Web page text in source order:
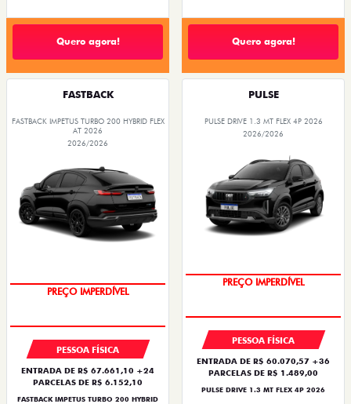
Quero agora! Quero agora!
FASTBACK
FASTBACK IMPETUS TURBO 200 HYBRID FLEX
AT 2026
2026/2026
OPORTUNIDADE
PESSOA FÍSICA
ENTRADA DE R$ 67.661,10 +24
PARCELAS DE R$ 6.152,10
FASTBACK IMPETUS TURBO 200 HYBRID
PULSE
PULSE DRIVE 1.3 MT FLEX 4P 2026
2026/2026
OPORTUNIDADE
PESSOA FÍSICA
ENTRADA DE R$ 60.070,57 +36
PARCELAS DE R$ 1.489,00
PULSE DRIVE 1.3 MT FLEX 4P 2026